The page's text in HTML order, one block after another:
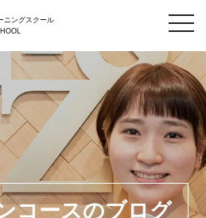
ニングスクール
コースのブログ